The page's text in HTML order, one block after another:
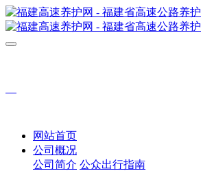
网站首页
公司概况
公司简介 公众出行指南